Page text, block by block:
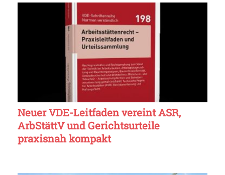
Neuer VDE-Leitfaden vereint ASR,
ArbStättV und Gerichtsurteile
praxisnah kompakt